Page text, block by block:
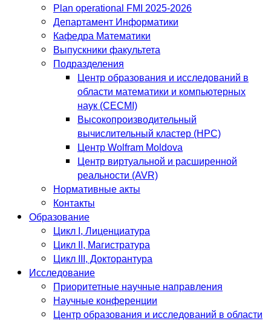
Plan operational FMI 2025-2026
Департамент Информатики
Кафедра Математики
Выпускники факультета
Подразделения
Центр образования и исследований в
области математики и компьютерных
наук (CECMI)
Высокопроизводительный
вычислительный кластер (HPC)
Центр Wolfram Moldova
Центр виртуальной и расширенной
реальности (AVR)
Нормативные акты
Контакты
Образование
Цикл I, Лиценциатура
Цикл II, Магистратура
Цикл III, Докторантура
Исследование
Приоритетные научные направления
Научные конференции
Центр образования и исследований в области